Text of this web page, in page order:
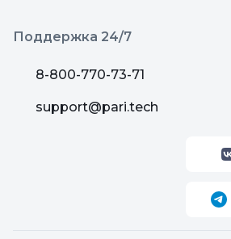
Поддержка 24/7
8-800-770-73-71
support@pari.tech